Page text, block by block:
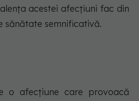
acestei afecțiuni fac din
sănătate semnificativă.
o afecțiune care provoacă